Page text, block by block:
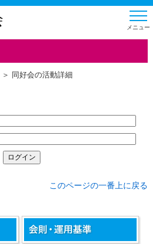
同好会の活動詳細
このページの一番上に戻る